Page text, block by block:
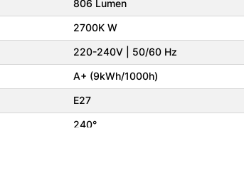
806 Lumen
2700K W
220-240V | 50/60 Hz
A+ (9kWh/1000h)
E27
240°